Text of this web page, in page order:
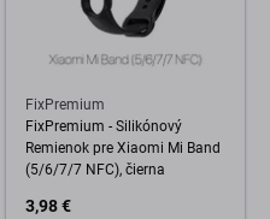
FixPremium
FixPremium - Silikónový
Remienok pre Xiaomi Mi Band
(5/6/7/7 NFC), čierna
3,98 €